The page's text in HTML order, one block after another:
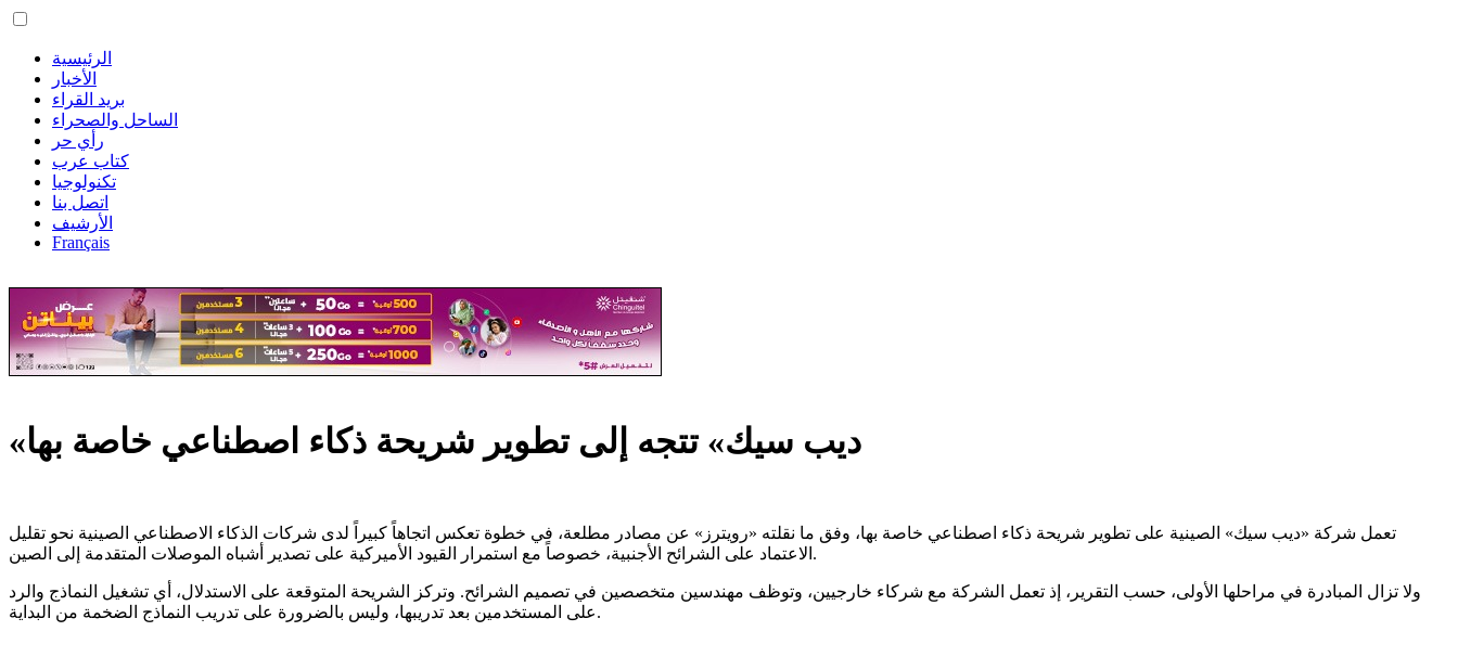
الرئيسية
الأخبار
بريد القراء
الساحل والصحراء
رأي حر
كتاب عرب
تكنولوجيا
اتصل بنا
الأرشيف
Français
«ديب سيك» تتجه إلى تطوير شريحة ذكاء اصطناعي خاصة بها
تعمل شركة «ديب سيك» الصينية على تطوير شريحة ذكاء اصطناعي خاصة بها، وفق ما نقلته «رويترز» عن مصادر مطلعة، في خطوة تعكس اتجاهاً كبيراً لدى شركات الذكاء الاصطناعي الصينية نحو تقليل
الاعتماد على الشرائح الأجنبية، خصوصاً مع استمرار القيود الأميركية على تصدير أشباه الموصلات المتقدمة إلى الصين.
ولا تزال المبادرة في مراحلها الأولى، حسب التقرير، إذ تعمل الشركة مع شركاء خارجيين، وتوظف مهندسين متخصصين في تصميم الشرائح. وتركز الشريحة المتوقعة على الاستدلال، أي تشغيل النماذج والرد
على المستخدمين بعد تدريبها، وليس بالضرورة على تدريب النماذج الضخمة من البداية.